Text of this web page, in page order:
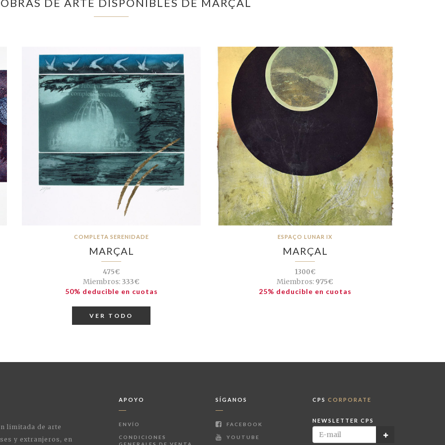
COMPLETA SERENIDADE
MARÇAL
475€
Miembros: 333€
50% deducible en cuotas
ESPAÇO LUNAR IX
MARÇAL
1300€
Miembros: 975€
25% deducible en cuotas
VER TODO
limitada de arte
y extranjeros, en
APOYO
ENVÍO
CONDICIONES
GENERALES DE VENTA
SÍGANOS
FACEBOOK
YOUTUBE
CPS CORPORATE
NEWSLETTER CPS